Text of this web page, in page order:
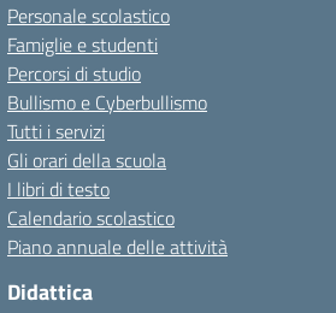
Personale scolastico
Famiglie e studenti
Percorsi di studio
Bullismo e Cyberbullismo
Tutti i servizi
Gli orari della scuola
I libri di testo
Calendario scolastico
Piano annuale delle attività
Didattica